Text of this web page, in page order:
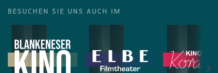
BESUCHEN SIE UNS AUCH IM